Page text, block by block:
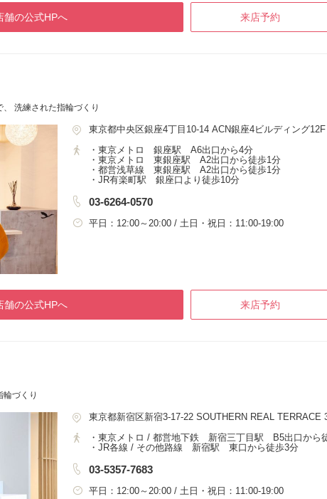
舗の公式HPへ 来店予約
洗練された指輪づくり
東京都中央区銀座4丁目10-14 ACN銀座4ビルディング12F
・東京メトロ 銀座駅 A6出口から4分
・東京メトロ 東銀座駅 A2出口から徒歩1分
・都営浅草線 東銀座駅 A2出口から徒歩1分
・JR有楽町駅 銀座口より徒歩10分
03-6264-0570
平日：12:00～20:00 / 土日・祝日：11:00-19:00
舗の公式HPへ 来店予約
づくり
東京都新宿区新宿3-17-22 SOUTHERN REAL TERRACE
・東京メトロ / 都営地下鉄 新宿三丁目駅 B5出口から
・JR各線 / その他路線 新宿駅 東口から徒歩3分
03-5357-7683
平日：12:00～20:00 / 土日・祝日：11:00-19:00